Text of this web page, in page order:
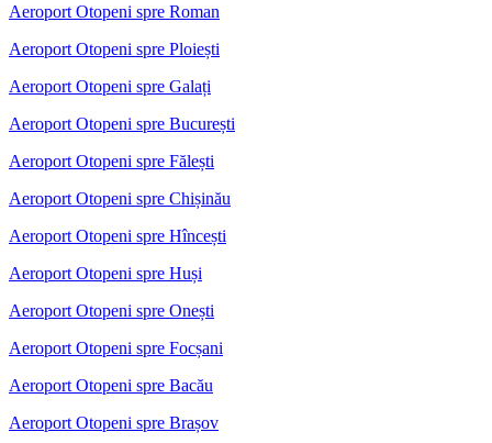
Aeroport Otopeni spre Roman
Aeroport Otopeni spre Ploiești
Aeroport Otopeni spre Galați
Aeroport Otopeni spre București
Aeroport Otopeni spre Fălești
Aeroport Otopeni spre Chișinău
Aeroport Otopeni spre Hîncești
Aeroport Otopeni spre Huși
Aeroport Otopeni spre Onești
Aeroport Otopeni spre Focșani
Aeroport Otopeni spre Bacău
Aeroport Otopeni spre Brașov